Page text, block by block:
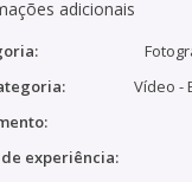
adicionais
Vídeo -
experiência: